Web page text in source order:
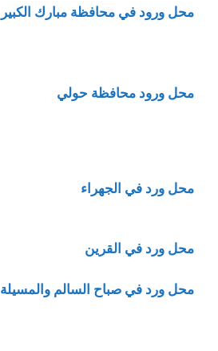
محل ورود في محافظة مبارك الكبير
محل ورود محافظة حولي
محل ورد في الجهراء
محل ورد في القرين
محل ورد في صباح السالم والمسيلة